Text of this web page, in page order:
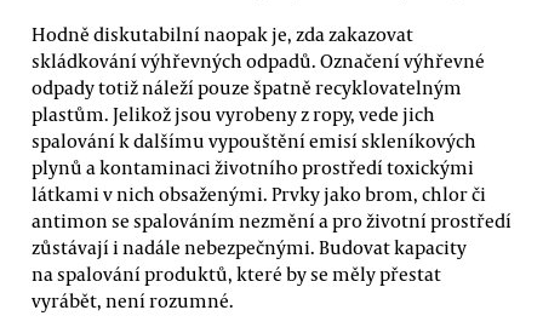
Hodně diskutabilní naopak je, zda zakazovat
skládkování výhřevných odpadů. Označení výhřevné
odpady totiž náleží pouze špatně recyklovatelným
plastům. Jelikož jsou vyrobeny z ropy, vede jich
spalování k dalšímu vypouštění emisí skleníkových
plynů a kontaminaci životního prostředí toxickými
látkami v nich obsaženými. Prvky jako brom, chlor či
antimon se spalováním nezmění a pro životní prostředí
zůstávají i nadále nebezpečnými. Budovat kapacity
na spalování produktů, které by se měly přestat
vyrábět, není rozumné.